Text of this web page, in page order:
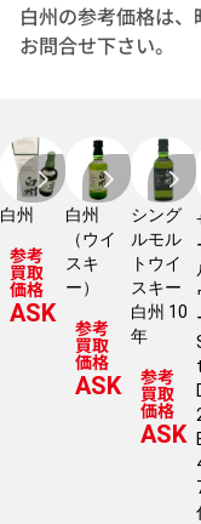
白州の参考価格は、
お問合せ下さい。
白州
参考
買取
価格
ASK
白州
（ウイ
スキ
ー）
参考
買取
価格
ASK
シング
ルモル
トウイ
スキー
白州 10
年
参考
買取
価格
ASK